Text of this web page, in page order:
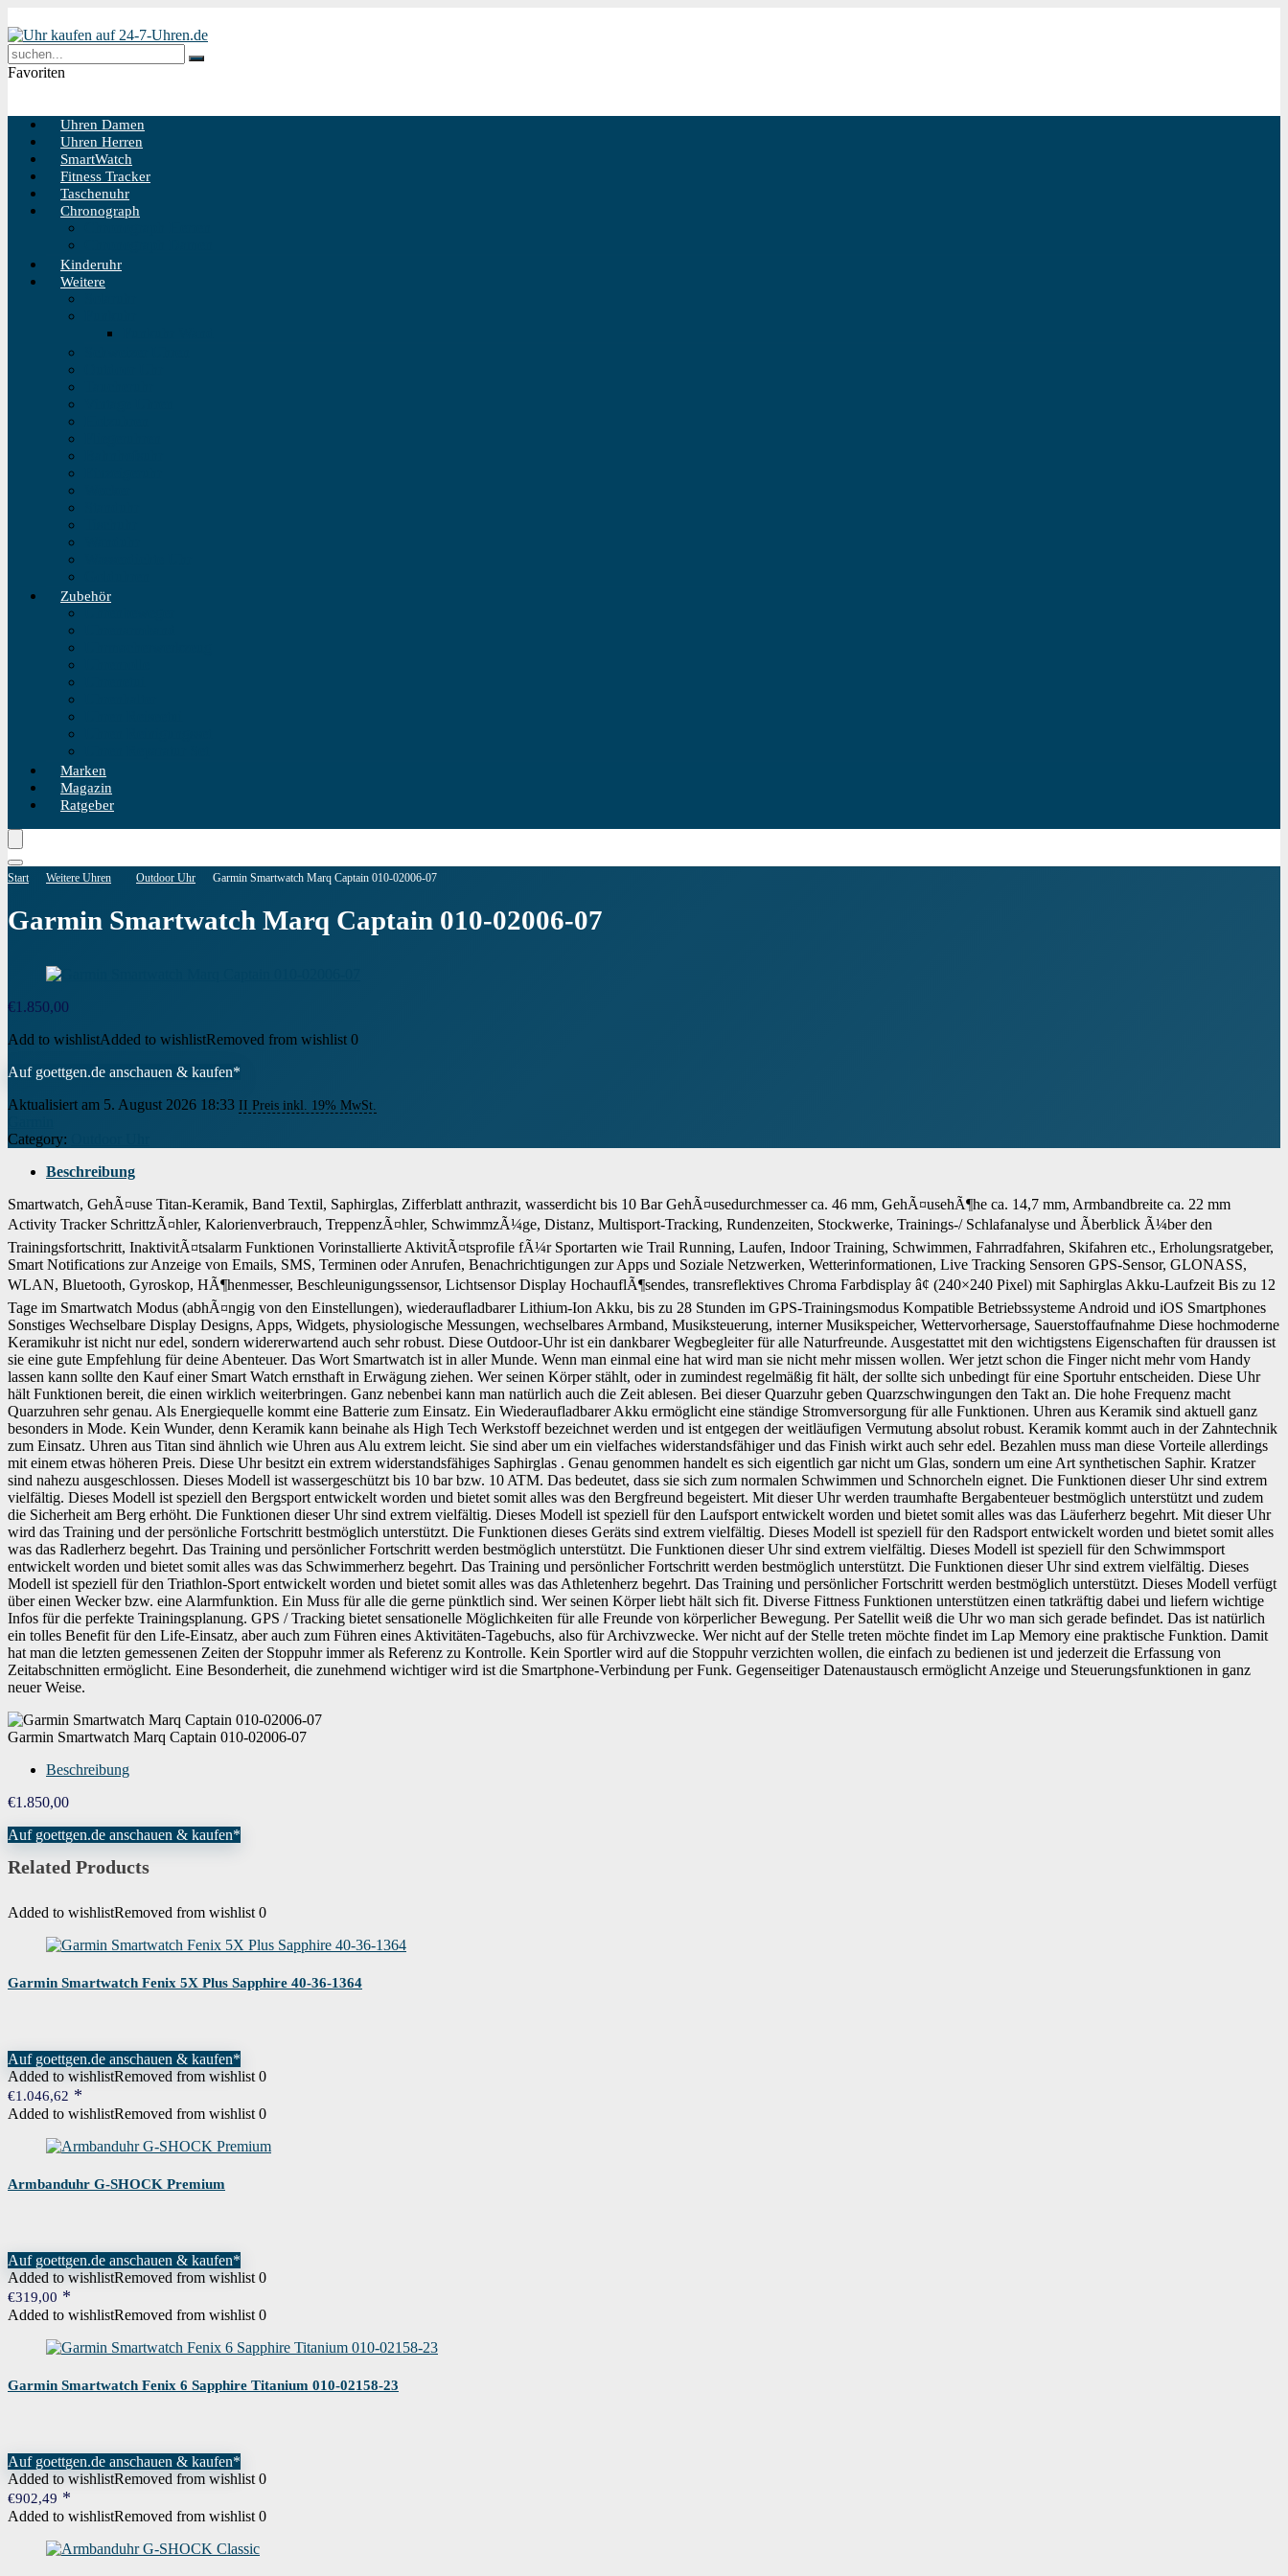
Favoriten
Uhren Damen
Uhren Herren
SmartWatch
Fitness Tracker
Taschenuhr
Chronograph
Kinderuhr
Weitere
Zubehör
Marken
Magazin
Ratgeber
Start Weitere Uhren Outdoor Uhr Garmin Smartwatch Marq Captain 010-02006-07
Garmin Smartwatch Marq Captain 010-02006-07
€1.850,00
Add to wishlistAdded to wishlistRemoved from wishlist 0
Auf goettgen.de anschauen & kaufen*
Aktualisiert am 5. August 2026 18:33 II Preis inkl. 19% MwSt.
Category:
Beschreibung
Smartwatch, GehÃ¤use Titan-Keramik, Band Textil, Saphirglas, Zifferblatt anthrazit, wasserdicht bis 10 Bar GehÃ¤usedurchmesser ca. 46 mm, GehÃ¤usehÃ¶he ca. 14,7 mm, Armbandbreite ca. 22 mm
Activity Tracker SchrittzÃ¤hler, Kalorienverbrauch, TreppenzÃ¤hler, SchwimmzÃ¼ge, Distanz, Multisport-Tracking, Rundenzeiten, Stockwerke, Trainings-/ Schlafanalyse und Ãberblick Ã¼ber den
Trainingsfortschritt, InaktivitÃ¤tsalarm Funktionen Vorinstallierte AktivitÃ¤tsprofile fÃ¼r Sportarten wie Trail Running, Laufen, Indoor Training, Schwimmen, Fahrradfahren, Skifahren etc., Erholungsratgeber,
Smart Notifications zur Anzeige von Emails, SMS, Terminen oder Anrufen, Benachrichtigungen zur Apps und Soziale Netzwerken, Wetterinformationen, Live Tracking Sensoren GPS-Sensor, GLONASS,
WLAN, Bluetooth, Gyroskop, HÃ¶henmesser, Beschleunigungssensor, Lichtsensor Display HochauflÃ¶sendes, transreflektives Chroma Farbdisplay â¢ (240×240 Pixel) mit Saphirglas Akku-Laufzeit Bis zu 12
Tage im Smartwatch Modus (abhÃ¤ngig von den Einstellungen), wiederaufladbarer Lithium-Ion Akku, bis zu 28 Stunden im GPS-Trainingsmodus Kompatible Betriebssysteme Android und iOS Smartphones
Sonstiges Wechselbare Display Designs, Apps, Widgets, physiologische Messungen, wechselbares Armband, Musiksteuerung, interner Musikspeicher, Wettervorhersage, Sauerstoffaufnahme Diese hochmoderne
Keramikuhr ist nicht nur edel, sondern widererwartend auch sehr robust. Diese Outdoor-Uhr ist ein dankbarer Wegbegleiter für alle Naturfreunde. Ausgestattet mit den wichtigstens Eigenschaften für draussen ist
sie eine gute Empfehlung für deine Abenteuer. Das Wort Smartwatch ist in aller Munde. Wenn man einmal eine hat wird man sie nicht mehr missen wollen. Wer jetzt schon die Finger nicht mehr vom Handy
lassen kann sollte den Kauf einer Smart Watch ernsthaft in Erwägung ziehen. Wer seinen Körper stählt, oder in zumindest regelmäßig fit hält, der sollte sich unbedingt für eine Sportuhr entscheiden. Diese Uhr
hält Funktionen bereit, die einen wirklich weiterbringen. Ganz nebenbei kann man natürlich auch die Zeit ablesen. Bei dieser Quarzuhr geben Quarzschwingungen den Takt an. Die hohe Frequenz macht
Quarzuhren sehr genau. Als Energiequelle kommt eine Batterie zum Einsatz. Ein Wiederaufladbarer Akku ermöglicht eine ständige Stromversorgung für alle Funktionen. Uhren aus Keramik sind aktuell ganz
besonders in Mode. Kein Wunder, denn Keramik kann beinahe als High Tech Werkstoff bezeichnet werden und ist entgegen der weitläufigen Vermutung absolut robust. Keramik kommt auch in der Zahntechnik
zum Einsatz. Uhren aus Titan sind ähnlich wie Uhren aus Alu extrem leicht. Sie sind aber um ein vielfaches widerstandsfähiger und das Finish wirkt auch sehr edel. Bezahlen muss man diese Vorteile allerdings
mit einem etwas höheren Preis. Diese Uhr besitzt ein extrem widerstandsfähiges Saphirglas . Genau genommen handelt es sich eigentlich gar nicht um Glas, sondern um eine Art synthetischen Saphir. Kratzer
sind nahezu ausgeschlossen. Dieses Modell ist wassergeschützt bis 10 bar bzw. 10 ATM. Das bedeutet, dass sie sich zum normalen Schwimmen und Schnorcheln eignet. Die Funktionen dieser Uhr sind extrem
vielfältig. Dieses Modell ist speziell den Bergsport entwickelt worden und bietet somit alles was den Bergfreund begeistert. Mit dieser Uhr werden traumhafte Bergabenteuer bestmöglich unterstützt und zudem
die Sicherheit am Berg erhöht. Die Funktionen dieser Uhr sind extrem vielfältig. Dieses Modell ist speziell für den Laufsport entwickelt worden und bietet somit alles was das Läuferherz begehrt. Mit dieser Uhr
wird das Training und der persönliche Fortschritt bestmöglich unterstützt. Die Funktionen dieses Geräts sind extrem vielfältig. Dieses Modell ist speziell für den Radsport entwickelt worden und bietet somit alles
was das Radlerherz begehrt. Das Training und persönlicher Fortschritt werden bestmöglich unterstützt. Die Funktionen dieser Uhr sind extrem vielfältig. Dieses Modell ist speziell für den Schwimmsport
entwickelt worden und bietet somit alles was das Schwimmerherz begehrt. Das Training und persönlicher Fortschritt werden bestmöglich unterstützt. Die Funktionen dieser Uhr sind extrem vielfältig. Dieses
Modell ist speziell für den Triathlon-Sport entwickelt worden und bietet somit alles was das Athletenherz begehrt. Das Training und persönlicher Fortschritt werden bestmöglich unterstützt. Dieses Modell verfügt
über einen Wecker bzw. eine Alarmfunktion. Ein Muss für alle die gerne pünktlich sind. Wer seinen Körper liebt hält sich fit. Diverse Fittness Funktionen unterstützen einen tatkräftig dabei und liefern wichtige
Infos für die perfekte Trainingsplanung. GPS / Tracking bietet sensationelle Möglichkeiten für alle Freunde von körperlicher Bewegung. Per Satellit weiß die Uhr wo man sich gerade befindet. Das ist natürlich
ein tolles Benefit für den Life-Einsatz, aber auch zum Führen eines Aktivitäten-Tagebuchs, also für Archivzwecke. Wer nicht auf der Stelle treten möchte findet im Lap Memory eine praktische Funktion. Damit
hat man die letzten gemessenen Zeiten der Stoppuhr immer als Referenz zu Kontrolle. Kein Sportler wird auf die Stoppuhr verzichten wollen, die einfach zu bedienen ist und jederzeit die Erfassung von
Zeitabschnitten ermöglicht. Eine Besonderheit, die zunehmend wichtiger wird ist die Smartphone-Verbindung per Funk. Gegenseitiger Datenaustausch ermöglicht Anzeige und Steuerungsfunktionen in ganz
neuer Weise.
Garmin Smartwatch Marq Captain 010-02006-07
Beschreibung
€1.850,00
Auf goettgen.de anschauen & kaufen*
Related Products
Added to wishlistRemoved from wishlist 0
Garmin Smartwatch Fenix 5X Plus Sapphire 40-36-1364
Auf goettgen.de anschauen & kaufen*
Added to wishlistRemoved from wishlist 0
€1.046,62
Added to wishlistRemoved from wishlist 0
Armbanduhr G-SHOCK Premium
Auf goettgen.de anschauen & kaufen*
Added to wishlistRemoved from wishlist 0
€319,00
Added to wishlistRemoved from wishlist 0
Garmin Smartwatch Fenix 6 Sapphire Titanium 010-02158-23
Auf goettgen.de anschauen & kaufen*
Added to wishlistRemoved from wishlist 0
€902,49
Added to wishlistRemoved from wishlist 0